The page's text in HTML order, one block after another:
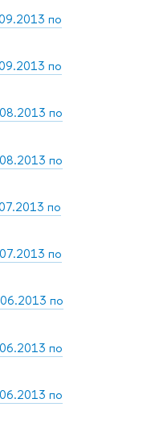
по
по
по
по
по
по
по
по
по